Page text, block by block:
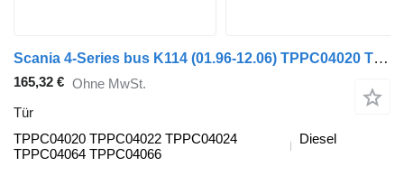
Scania 4-Series bus K114 (01.96-12.06) TPPC04020 Tür für Scania 4-series bus (1995-2006)
165,32 € Ohne MwSt.
Tür
TPPC04020 TPPC04022 TPPC04024
TPPC04064 TPPC04066
Diesel